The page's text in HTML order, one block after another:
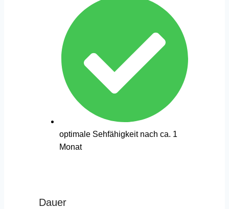
optimale Sehfähigkeit nach ca. 1
Monat
Dauer